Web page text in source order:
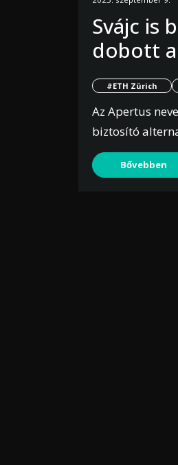
Svájc is
dobott
#ETH Zürich
Az Apertus
biztosító
Bővebben